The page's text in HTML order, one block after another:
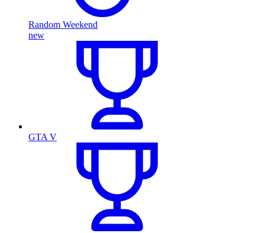
Random Weekend
new
GTA V